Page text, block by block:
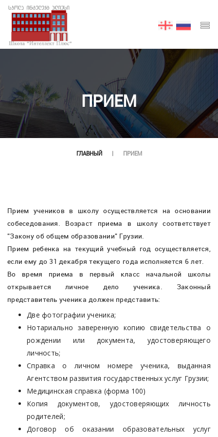
ПРИЕМ
ГЛАВНЫЙ ПРИЕМ
Прием учеников в школу осуществляется на основании
собеседования. Возраст приема в школу соответствует
"Закону об общем образовании" Грузии.
Прием ребенка на текущий учебный год осуществляется,
если ему до 31 декабря текущего года исполняется 6 лет.
Во время приема в первый класс начальной школы
открывается личное дело ученика. Законный
представитель ученика должен представить:
Две фотографии ученика;
Нотариально заверенную копию свидетельства о
рождении или документа, удостоверяющего
личность;
Справка о личном номере ученика, выданная
Агентством развития государственных услуг Грузии;
Медицинская справка (форма 100)
Копия документов, удостоверяющих личность
родителей;
Договор об оказании образовательных услуг